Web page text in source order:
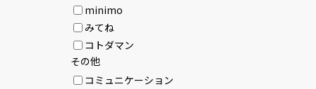
minimo
みてね
コトダマン
その他
コミュニケーション